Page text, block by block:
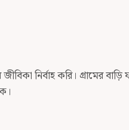
নির্বাহ করি। গ্রামের বাড়ি